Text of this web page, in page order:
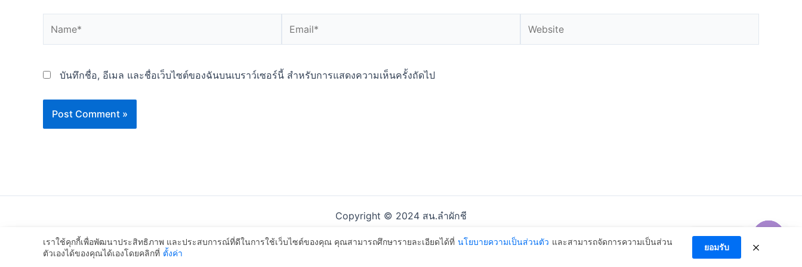
บันทึกชื่อ, อีเมล และชื่อเว็บไซต์ของฉันบนเบราว์เซอร์นี้ สำหรับการแสดงความเห็นครั้งถัดไป
Copyright © 2024 สน.ลำผักชี
เราใช้คุกกี้เพื่อพัฒนาประสิทธิภาพ และประสบการณ์ที่ดีในการใช้เว็บไซต์ของคุณ คุณสามารถศึกษารายละเอียดได้ที่ นโยบายความเป็นส่วนตัว และสามารถจัดการความเป็นส่วน
ตัวเองได้ของคุณได้เองโดยคลิกที่ ตั้งค่า
ยอมรับ
ติดต่อเรา